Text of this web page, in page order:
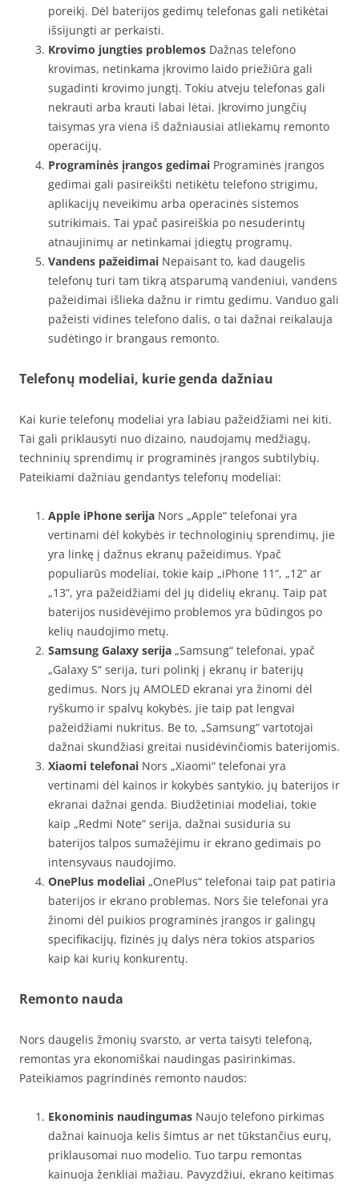
poreikį. Dėl baterijos gedimų telefonas gali netikėtai
išsijungti ar perkaisti.
Krovimo jungties problemos Dažnas telefono
krovimas, netinkama įkrovimo laido priežiūra gali
sugadinti krovimo jungtį. Tokiu atveju telefonas gali
nekrauti arba krauti labai lėtai. Įkrovimo jungčių
taisymas yra viena iš dažniausiai atliekamų remonto
operacijų.
Programinės įrangos gedimai Programinės įrangos
gedimai gali pasireikšti netikėtu telefono strigimu,
aplikacijų neveikimu arba operacinės sistemos
sutrikimais. Tai ypač pasireiškia po nesuderintų
atnaujinimų ar netinkamai įdiegtų programų.
Vandens pažeidimai Nepaisant to, kad daugelis
telefonų turi tam tikrą atsparumą vandeniui, vandens
pažeidimai išlieka dažnu ir rimtu gedimu. Vanduo gali
pažeisti vidines telefono dalis, o tai dažnai reikalauja
sudėtingo ir brangaus remonto.
Telefonų modeliai, kurie genda dažniau
Kai kurie telefonų modeliai yra labiau pažeidžiami nei kiti.
Tai gali priklausyti nuo dizaino, naudojamų medžiagų,
techninių sprendimų ir programinės įrangos subtilybių.
Pateikiami dažniau gendantys telefonų modeliai:
Apple iPhone serija Nors „Apple“ telefonai yra
vertinami dėl kokybės ir technologinių sprendimų, jie
yra linkę į dažnus ekranų pažeidimus. Ypač
populiarūs modeliai, tokie kaip „iPhone 11“, „12“ ar
„13“, yra pažeidžiami dėl jų didelių ekranų. Taip pat
baterijos nusidėvėjimo problemos yra būdingos po
kelių naudojimo metų.
Samsung Galaxy serija „Samsung“ telefonai, ypač
„Galaxy S“ serija, turi polinkį į ekranų ir baterijų
gedimus. Nors jų AMOLED ekranai yra žinomi dėl
ryškumo ir spalvų kokybės, jie taip pat lengvai
pažeidžiami nukritus. Be to, „Samsung“ vartotojai
dažnai skundžiasi greitai nusidėvinčiomis baterijomis.
Xiaomi telefonai Nors „Xiaomi“ telefonai yra
vertinami dėl kainos ir kokybės santykio, jų baterijos ir
ekranai dažnai genda. Biudžetiniai modeliai, tokie
kaip „Redmi Note“ serija, dažnai susiduria su
baterijos talpos sumažėjimu ir ekrano gedimais po
intensyvaus naudojimo.
OnePlus modeliai „OnePlus“ telefonai taip pat patiria
baterijos ir ekrano problemas. Nors šie telefonai yra
žinomi dėl puikios programinės įrangos ir galingų
specifikacijų, fizinės jų dalys nėra tokios atsparios
kaip kai kurių konkurentų.
Remonto nauda
Nors daugelis žmonių svarsto, ar verta taisyti telefoną,
remontas yra ekonomiškai naudingas pasirinkimas.
Pateikiamos pagrindinės remonto naudos:
Ekonominis naudingumas Naujo telefono pirkimas
dažnai kainuoja kelis šimtus ar net tūkstančius eurų,
priklausomai nuo modelio. Tuo tarpu remontas
kainuoja ženkliai mažiau. Pavyzdžiui, ekrano keitimas